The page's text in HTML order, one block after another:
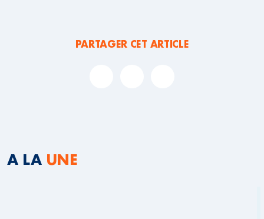
PARTAGER CET ARTICLE
A LA UNE